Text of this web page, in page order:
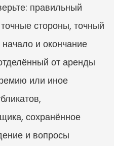
правильный
стороны, точный
и окончание
от аренды
или иное
сохранённое
и вопросы